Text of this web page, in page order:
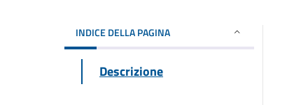
INDICE DELLA PAGINA
Descrizione